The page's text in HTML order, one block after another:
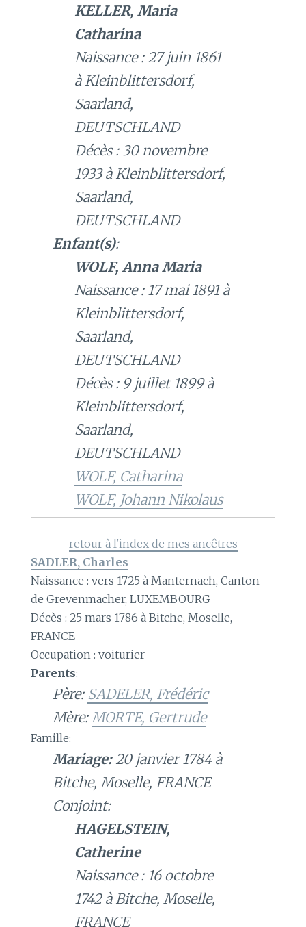
KELLER, Maria
Catharina
Naissance : 27 juin 1861
à Kleinblittersdorf,
Saarland,
DEUTSCHLAND
Décès : 30 novembre
1933 à Kleinblittersdorf,
Saarland,
DEUTSCHLAND
Enfant(s):
WOLF, Anna Maria
Naissance : 17 mai 1891 à
Kleinblittersdorf,
Saarland,
DEUTSCHLAND
Décès : 9 juillet 1899 à
Kleinblittersdorf,
Saarland,
DEUTSCHLAND
WOLF, Catharina
WOLF, Johann Nikolaus
retour à l'index de mes ancêtres
SADLER, Charles
Naissance : vers 1725 à Manternach, Canton
de Grevenmacher, LUXEMBOURG
Décès : 25 mars 1786 à Bitche, Moselle,
FRANCE
Occupation : voiturier
Parents:
Père: SADELER, Frédéric
Mère:MORTE, Gertrude
Famille:
Mariage:20 janvier 1784 à
Bitche, Moselle, FRANCE
Conjoint:
HAGELSTEIN,
Catherine
Naissance : 16 octobre
1742 à Bitche, Moselle,
FRANCE